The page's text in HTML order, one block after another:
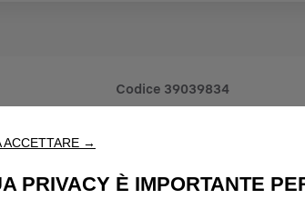
Codice 39039834
KIT
150,39 €IVA inclusa/
ACCETTARE →
PRIVACY È IMPORTANTE